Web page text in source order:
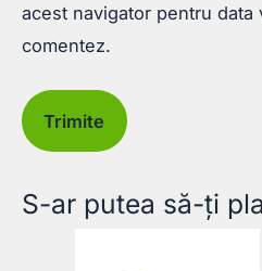
acest navigator pentru data
comentez.
S-ar putea să-ți